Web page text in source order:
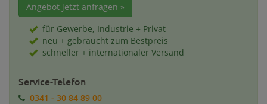
Angebot jetzt anfragen »
für Gewerbe, Industrie + Privat
neu + gebraucht zum Bestpreis
schneller + internationaler Versand
Service-Telefon
0341 - 30 84 89 00